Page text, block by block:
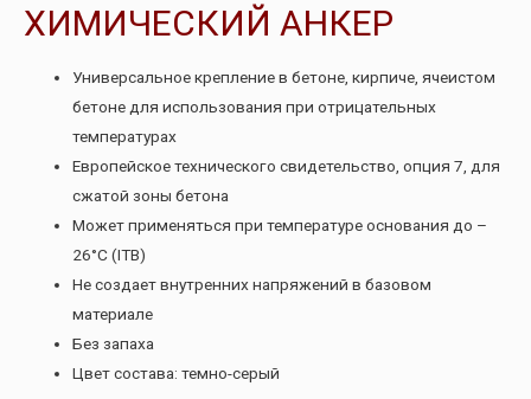
ХИМИЧЕСКИЙ АНКЕР
Универсальное крепление в бетоне, кирпиче, ячеистом
бетоне для использования при отрицательных
температурах
Европейское технического свидетельство, опция 7, для
сжатой зоны бетона
Может применяться при температуре основания до –
26°C (ITB)
Не создает внутренних напряжений в базовом
материале
Без запаха
Цвет состава: темно-серый